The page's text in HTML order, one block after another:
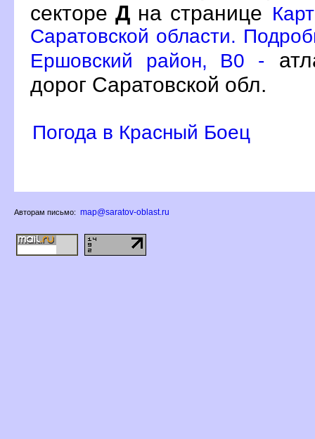
сектореД на странице
Саратовской области.
Ершовский район, B0 -
дорог Саратовской обл.
Погода в Красный Боец
Авторам письмо: map@saratov-oblast.ru